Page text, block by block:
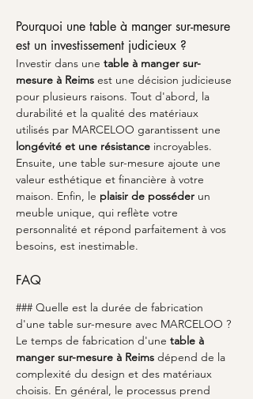
Pourquoi une table à manger sur-mesure
est un investissement judicieux ?
Investir dans une table à manger sur-
mesure à Reims est une décision judicieuse
pour plusieurs raisons. Tout d'abord, la
durabilité et la qualité des matériaux
utilisés par MARCELOO garantissent une
longévité et une résistance incroyables.
Ensuite, une table sur-mesure ajoute une
valeur esthétique et financière à votre
maison. Enfin, le plaisir de posséder un
meuble unique, qui reflète votre
personnalité et répond parfaitement à vos
besoins, est inestimable.
FAQ
### Quelle est la durée de fabrication
d'une table sur-mesure avec MARCELOO ?
Le temps de fabrication d'une table à
manger sur-mesure à Reims dépend de la
complexité du design et des matériaux
choisis. En général, le processus prend